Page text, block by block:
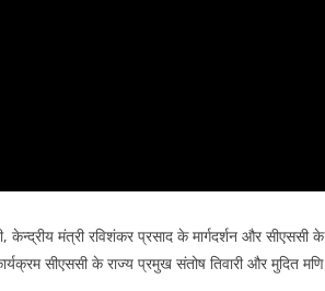
मंत्री रविशंकर प्रसाद के मार्गदर्शन और सीएससी के
सीएससी के राज्य प्रमुख संतोष तिवारी और मुदित मणि